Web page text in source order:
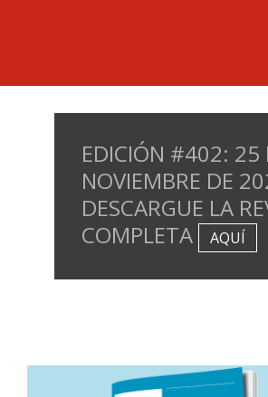
EDICIÓN #402: 25
NOVIEMBRE DE
DESCARGUE LA
COMPLETA
AQUÍ